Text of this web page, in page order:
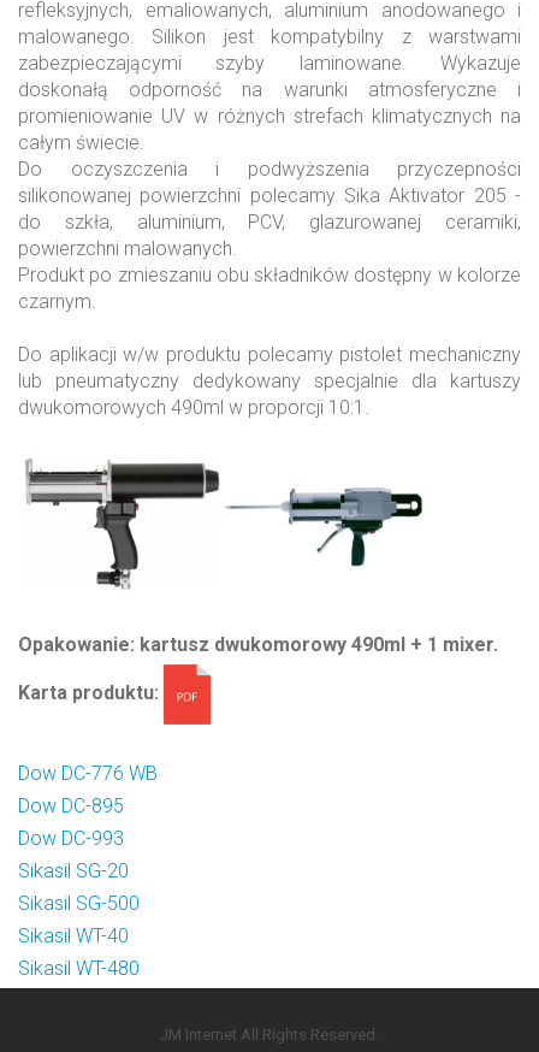
refleksyjnych, emaliowanych, aluminium anodowanego i
malowanego. Silikon jest kompatybilny z warstwami
zabezpieczającymi szyby laminowane. Wykazuje
doskonałą odporność na warunki atmosferyczne i
promieniowanie UV w różnych strefach klimatycznych na
całym świecie.
Do oczyszczenia i podwyższenia przyczepności
silikonowanej powierzchni polecamy Sika Aktivator 205 -
do szkła, aluminium, PCV, glazurowanej ceramiki,
powierzchni malowanych.
Produkt po zmieszaniu obu składników dostępny w kolorze
czarnym.
Do aplikacji w/w produktu polecamy pistolet mechaniczny
lub pneumatyczny dedykowany specjalnie dla kartuszy
dwukomorowych 490ml w proporcji 10:1.
Opakowanie: kartusz dwukomorowy 490ml + 1 mixer.
Karta produktu:
Dow DC-776 WB
Dow DC-895
Dow DC-993
Sikasil SG-20
Sikasil SG-500
Sikasil WT-40
Sikasil WT-480
JM Internet All Rights Reserved.